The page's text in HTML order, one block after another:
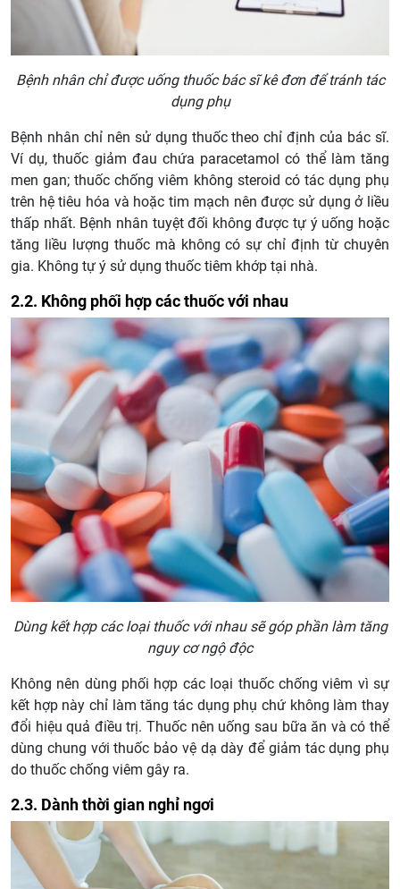
Bệnh nhân chỉ được uống thuốc bác sĩ kê đơn để tránh tác
dụng phụ
Bệnh nhân chỉ nên sử dụng thuốc theo chỉ định của bác sĩ.
Ví dụ, thuốc giảm đau chứa paracetamol có thể làm tăng
men gan; thuốc chống viêm không steroid có tác dụng phụ
trên hệ tiêu hóa và hoặc tim mạch nên được sử dụng ở liều
thấp nhất. Bệnh nhân tuyệt đối không được tự ý uống hoặc
tăng liều lượng thuốc mà không có sự chỉ định từ chuyên
gia. Không tự ý sử dụng thuốc tiêm khớp tại nhà.
2.2. Không phối hợp các thuốc với nhau
Dùng kết hợp các loại thuốc với nhau sẽ góp phần làm tăng
nguy cơ ngộ độc
Không nên dùng phối hợp các loại thuốc chống viêm vì sự
kết hợp này chỉ làm tăng tác dụng phụ chứ không làm thay
đổi hiệu quả điều trị. Thuốc nên uống sau bữa ăn và có thể
dùng chung với thuốc bảo vệ dạ dày để giảm tác dụng phụ
do thuốc chống viêm gây ra.
2.3. Dành thời gian nghỉ ngơi